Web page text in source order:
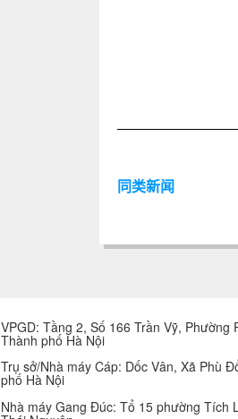
同类新闻
VPGD: Tầng 2, Số 166 Trần Vỹ, Phường
Thành phố Hà Nội
Trụ sở/Nhà máy Cáp: Dốc Vân, Xã Phù
phố Hà Nội
Nhà máy Gang Đúc: Tổ 15 phường Tích